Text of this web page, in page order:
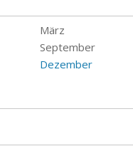
März
September
Dezember